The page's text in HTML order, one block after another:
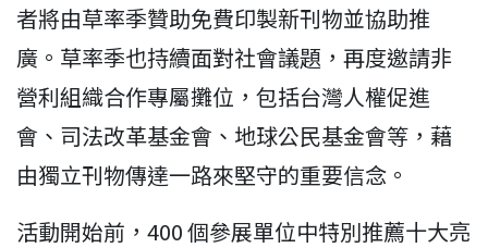
者將由草率季贊助免費印製新刊物並協助推
廣。草率季也持續面對社會議題，再度邀請非
營利組織合作專屬攤位，包括台灣人權促進
會、司法改革基金會、地球公民基金會等，藉
由獨立刊物傳達一路來堅守的重要信念。
活動開始前，400 個參展單位中特別推薦十大亮